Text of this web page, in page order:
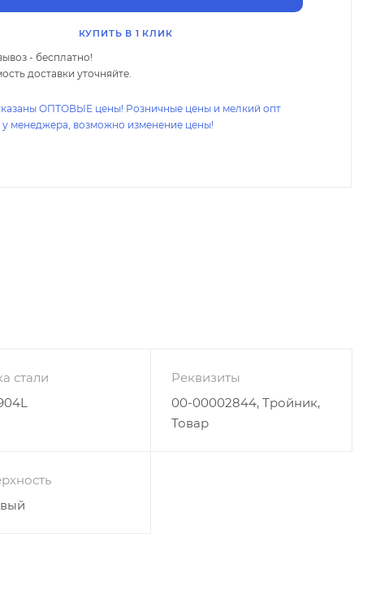
КУПИТЬ В 1 КЛИК
- бесплатно!
доставки уточняйте.
ОПТОВЫЕ цены! Розничные цены и мелкий опт
у менеджера, возможно изменение цены!
стали
Реквизиты
00-00002844, Тройник,
Товар